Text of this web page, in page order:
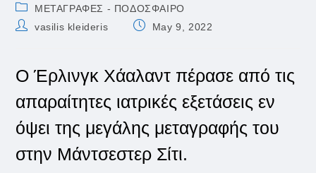
Post
category:
ΜΕΤΑΓΡΑΦΕΣ - ΠΟΔΟΣΦΑΙΡΟ
Postvasilis kleideris
PostMay 9, 2022
Ο Έρλινγκ Χάαλαντ πέρασε από τις
απαραίτητες ιατρικές εξετάσεις εν
όψει της μεγάλης μεταγραφής του
στην Μάντσεστερ Σίτι.